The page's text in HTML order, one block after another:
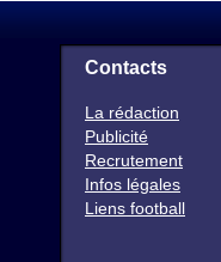
Contacts
La rédaction
Publicité
Recrutement
Infos légales
Liens football